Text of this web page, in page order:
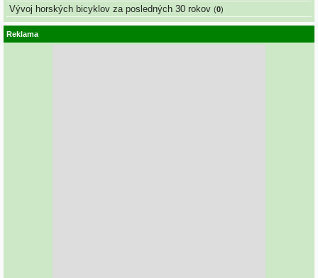
Vývoj horských bicyklov za posledných 30 rokov (0)
Reklama